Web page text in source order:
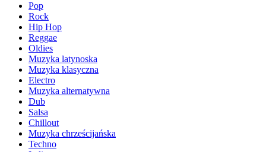
Pop
Rock
Hip Hop
Reggae
Oldies
Muzyka latynoska
Muzyka klasyczna
Electro
Muzyka alternatywna
Dub
Salsa
Chillout
Muzyka chrześcijańska
Techno